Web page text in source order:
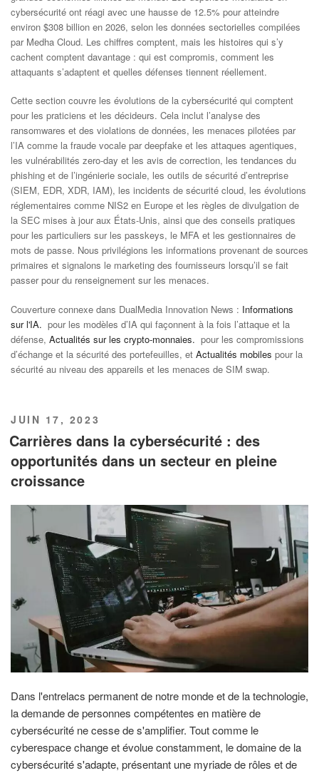
cybersécurité ont réagi avec une hausse de 12.5% pour atteindre
environ $308 billion en 2026, selon les données sectorielles compilées
par Medha Cloud. Les chiffres comptent, mais les histoires qui s’y
cachent comptent davantage : qui est compromis, comment les
attaquants s’adaptent et quelles défenses tiennent réellement.
Cette section couvre les évolutions de la cybersécurité qui comptent
pour les praticiens et les décideurs. Cela inclut l’analyse des
ransomwares et des violations de données, les menaces pilotées par
l’IA comme la fraude vocale par deepfake et les attaques agentiques,
les vulnérabilités zero-day et les avis de correction, les tendances du
phishing et de l’ingénierie sociale, les outils de sécurité d’entreprise
(SIEM, EDR, XDR, IAM), les incidents de sécurité cloud, les évolutions
réglementaires comme NIS2 en Europe et les règles de divulgation de
la SEC mises à jour aux États-Unis, ainsi que des conseils pratiques
pour les particuliers sur les passkeys, le MFA et les gestionnaires de
mots de passe. Nous privilégions les informations provenant de sources
primaires et signalons le marketing des fournisseurs lorsqu’il se fait
passer pour du renseignement sur les menaces.
Couverture connexe dans DualMedia Innovation News : Informations
sur l'IA. pour les modèles d’IA qui façonnent à la fois l’attaque et la
défense, Actualités sur les crypto-monnaies. pour les compromissions
d’échange et la sécurité des portefeuilles, et Actualités mobiles pour la
sécurité au niveau des appareils et les menaces de SIM swap.
PUBLIÉ
LE
JUIN 17, 2023
Carrières dans la cybersécurité : des
opportunités dans un secteur en pleine
croissance
Dans l'entrelacs permanent de notre monde et de la technologie,
la demande de personnes compétentes en matière de
cybersécurité ne cesse de s'amplifier. Tout comme le
cyberespace change et évolue constamment, le domaine de la
cybersécurité s'adapte, présentant une myriade de rôles et de